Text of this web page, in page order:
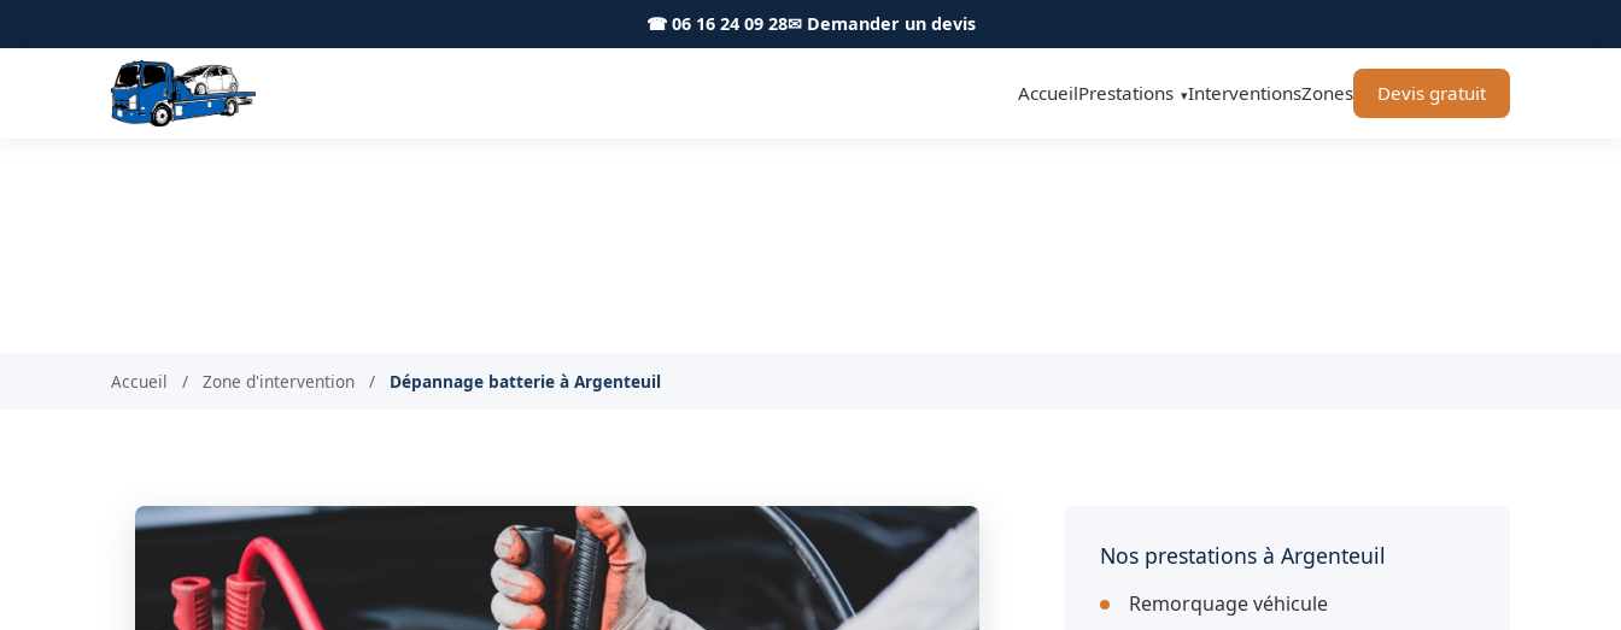
☎ 06 16 24 09 28✉ Demander un devis
AccueilPrestations ▾InterventionsZones Devis gratuit
Accueil / Zone d'intervention / Dépannage batterie à Argenteuil
Nos prestations à Argenteuil
Remorquage véhicule